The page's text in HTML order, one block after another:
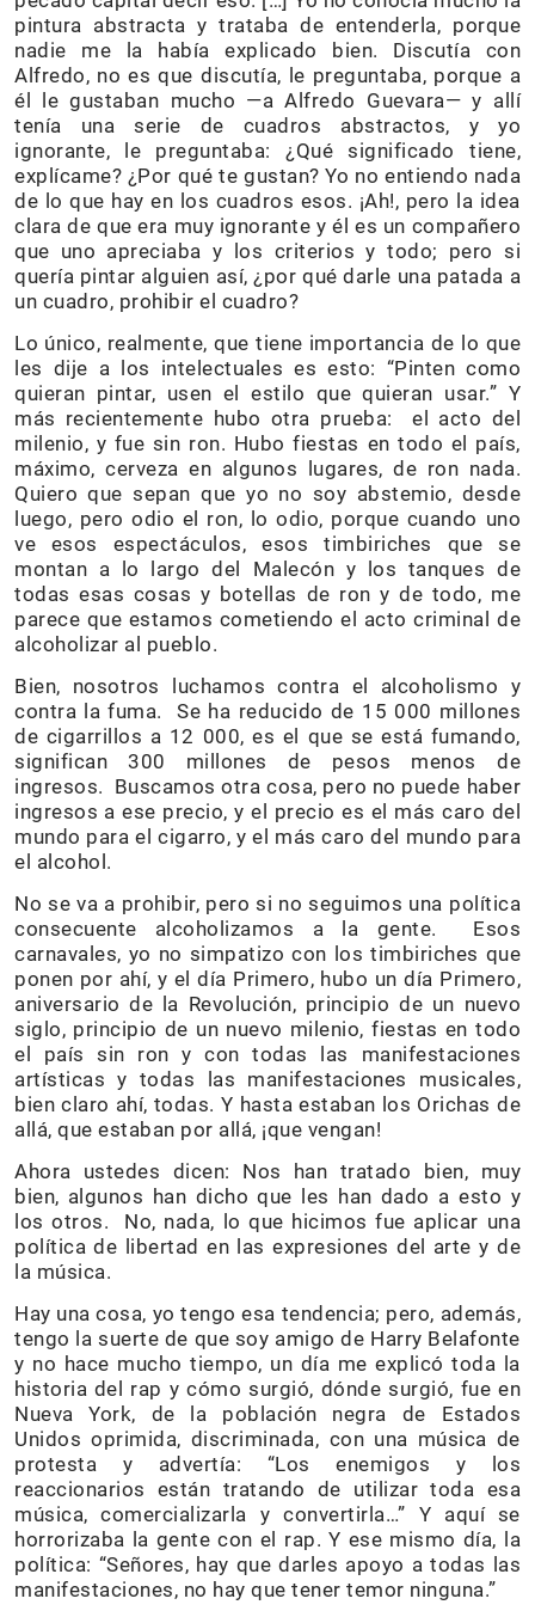
pintura abstracta y trataba de entenderla, porque
nadie me la había explicado bien. Discutía con
Alfredo, no es que discutía, le preguntaba, porque a
él le gustaban mucho —a Alfredo Guevara— y allí
tenía una serie de cuadros abstractos, y yo
ignorante, le preguntaba: ¿Qué significado tiene,
explícame? ¿Por qué te gustan? Yo no entiendo nada
de lo que hay en los cuadros esos. ¡Ah!, pero la idea
clara de que era muy ignorante y él es un compañero
que uno apreciaba y los criterios y todo; pero si
quería pintar alguien así, ¿por qué darle una patada a
un cuadro, prohibir el cuadro?
Lo único, realmente, que tiene importancia de lo que
les dije a los intelectuales es esto: “Pinten como
quieran pintar, usen el estilo que quieran usar.” Y
más recientemente hubo otra prueba: el acto del
milenio, y fue sin ron. Hubo fiestas en todo el país,
máximo, cerveza en algunos lugares, de ron nada.
Quiero que sepan que yo no soy abstemio, desde
luego, pero odio el ron, lo odio, porque cuando uno
ve esos espectáculos, esos timbiriches que se
montan a lo largo del Malecón y los tanques de
todas esas cosas y botellas de ron y de todo, me
parece que estamos cometiendo el acto criminal de
alcoholizar al pueblo.
Bien, nosotros luchamos contra el alcoholismo y
contra la fuma. Se ha reducido de 15 000 millones
de cigarrillos a 12 000, es el que se está fumando,
significan 300 millones de pesos menos de
ingresos. Buscamos otra cosa, pero no puede haber
ingresos a ese precio, y el precio es el más caro del
mundo para el cigarro, y el más caro del mundo para
el alcohol.
No se va a prohibir, pero si no seguimos una política
consecuente alcoholizamos a la gente. Esos
carnavales, yo no simpatizo con los timbiriches que
ponen por ahí, y el día Primero, hubo un día Primero,
aniversario de la Revolución, principio de un nuevo
siglo, principio de un nuevo milenio, fiestas en todo
el país sin ron y con todas las manifestaciones
artísticas y todas las manifestaciones musicales,
bien claro ahí, todas. Y hasta estaban los Orichas de
allá, que estaban por allá, ¡que vengan!
Ahora ustedes dicen: Nos han tratado bien, muy
bien, algunos han dicho que les han dado a esto y
los otros. No, nada, lo que hicimos fue aplicar una
política de libertad en las expresiones del arte y de
la música.
Hay una cosa, yo tengo esa tendencia; pero, además,
tengo la suerte de que soy amigo de Harry Belafonte
y no hace mucho tiempo, un día me explicó toda la
historia del rap y cómo surgió, dónde surgió, fue en
Nueva York, de la población negra de Estados
Unidos oprimida, discriminada, con una música de
protesta y advertía: “Los enemigos y los
reaccionarios están tratando de utilizar toda esa
música, comercializarla y convertirla…” Y aquí se
horrorizaba la gente con el rap. Y ese mismo día, la
política: “Señores, hay que darles apoyo a todas las
manifestaciones, no hay que tener temor ninguna.”